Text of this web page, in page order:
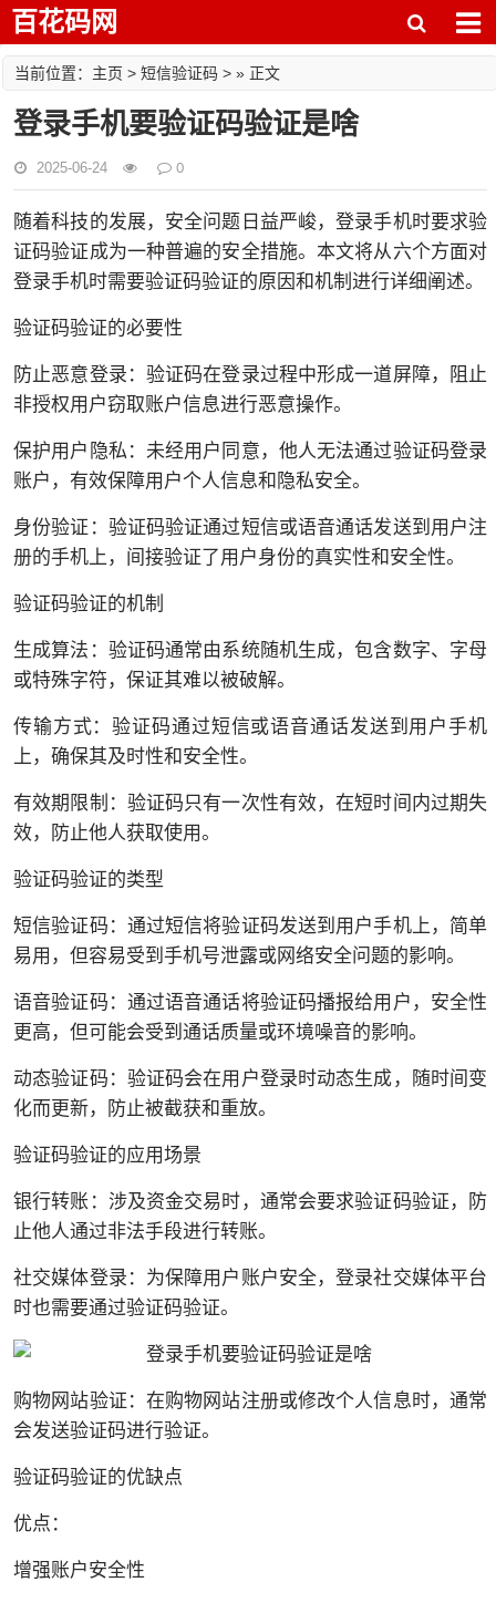
百花码网
当前位置： 主页 > 短信验证码 > » 正文
登录手机要验证码验证是啥
2025-06-24 0
随着科技的发展，安全问题日益严峻，登录手机时要求验
证码验证成为一种普遍的安全措施。本文将从六个方面对
登录手机时需要验证码验证的原因和机制进行详细阐述。
验证码验证的必要性
防止恶意登录：验证码在登录过程中形成一道屏障，阻止
非授权用户窃取账户信息进行恶意操作。
保护用户隐私：未经用户同意，他人无法通过验证码登录
账户，有效保障用户个人信息和隐私安全。
身份验证：验证码验证通过短信或语音通话发送到用户注
册的手机上，间接验证了用户身份的真实性和安全性。
验证码验证的机制
生成算法：验证码通常由系统随机生成，包含数字、字母
或特殊字符，保证其难以被破解。
传输方式：验证码通过短信或语音通话发送到用户手机
上，确保其及时性和安全性。
有效期限制：验证码只有一次性有效，在短时间内过期失
效，防止他人获取使用。
验证码验证的类型
短信验证码：通过短信将验证码发送到用户手机上，简单
易用，但容易受到手机号泄露或网络安全问题的影响。
语音验证码：通过语音通话将验证码播报给用户，安全性
更高，但可能会受到通话质量或环境噪音的影响。
动态验证码：验证码会在用户登录时动态生成，随时间变
化而更新，防止被截获和重放。
验证码验证的应用场景
银行转账：涉及资金交易时，通常会要求验证码验证，防
止他人通过非法手段进行转账。
社交媒体登录：为保障用户账户安全，登录社交媒体平台
时也需要通过验证码验证。
购物网站验证：在购物网站注册或修改个人信息时，通常
会发送验证码进行验证。
验证码验证的优缺点
优点：
增强账户安全性